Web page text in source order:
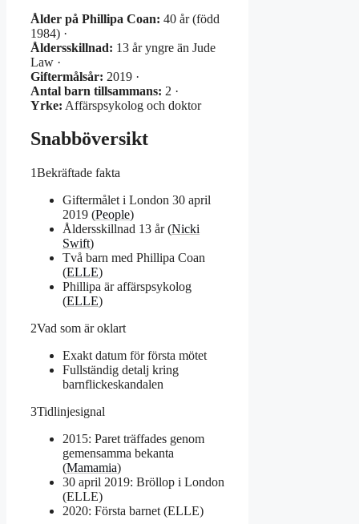
Ålder på Phillipa Coan: 40 år (född
1984) ·
Åldersskillnad: 13 år yngre än Jude
Law ·
Giftermålsår: 2019 ·
Antal barn tillsammans: 2 ·
Yrke: Affärspsykolog och doktor
Snabböversikt
1Bekräftade fakta
Giftermålet i London 30 april
2019 (People)
Åldersskillnad 13 år (Nicki
Swift)
Två barn med Phillipa Coan
(ELLE)
Phillipa är affärspsykolog
(ELLE)
2Vad som är oklart
Exakt datum för första mötet
Fullständig detalj kring
barnflickeskandalen
3Tidlinjesignal
2015: Paret träffades genom
gemensamma bekanta
(Mamamia)
30 april 2019: Bröllop i London
(ELLE)
2020: Första barnet (ELLE)